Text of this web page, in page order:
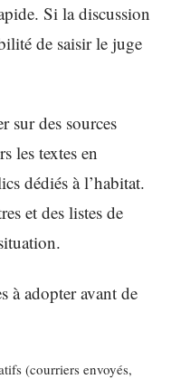
Si la discussion
de saisir le juge
sur des sources
les textes en
dédiés à l’habitat.
et des listes de
à adopter avant de
(courriers envoyés,